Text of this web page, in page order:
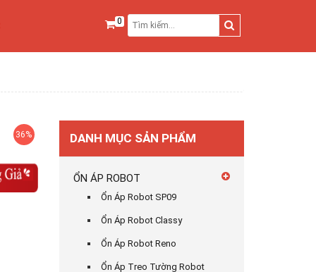
0
36% DANH MỤC SẢN PHẨM
ỔN ÁP ROBOT
Ổn Áp Robot SP09
Ổn Áp Robot Classy
Ổn Áp Robot Reno
Ổn Áp Treo Tường Robot